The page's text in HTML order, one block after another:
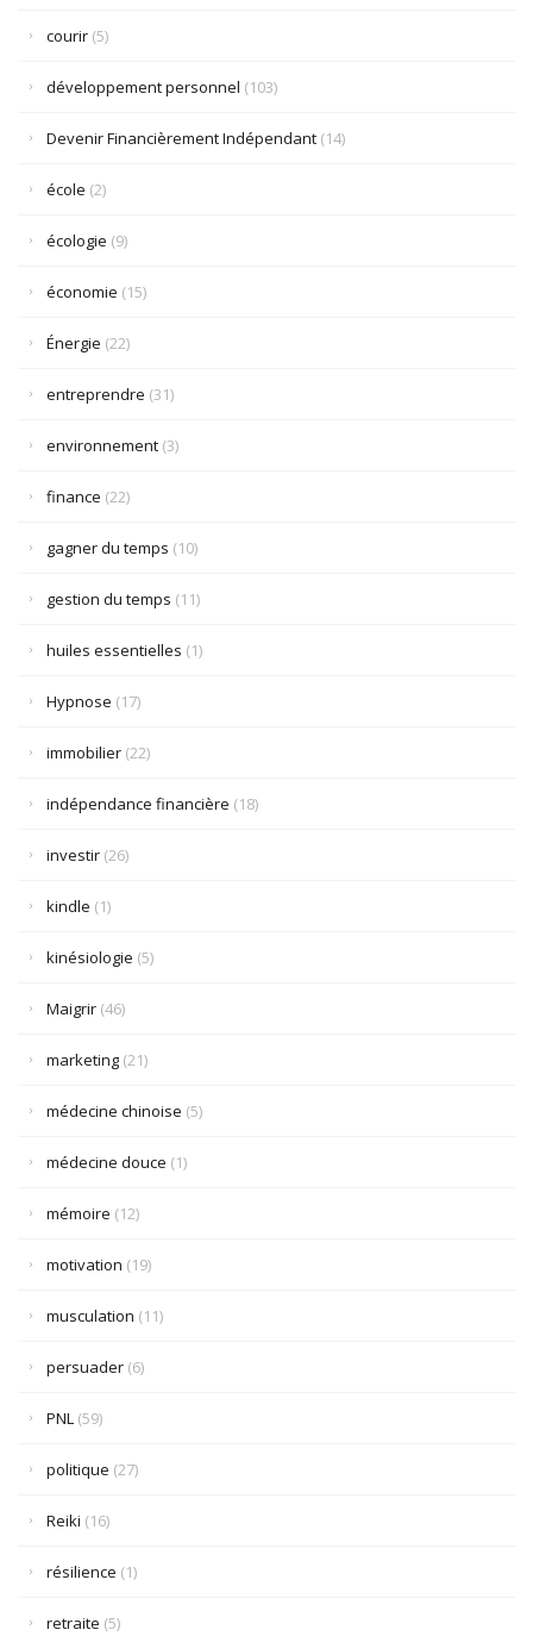
courir (5)
développement personnel (103)
Devenir Financièrement Indépendant (14)
école (2)
écologie (9)
économie (15)
Énergie (22)
entreprendre (31)
environnement (3)
finance (22)
gagner du temps (10)
gestion du temps (11)
huiles essentielles (1)
Hypnose (17)
immobilier (22)
indépendance financière (18)
investir (26)
kindle (1)
kinésiologie (5)
Maigrir (46)
marketing (21)
médecine chinoise (5)
médecine douce (1)
mémoire (12)
motivation (19)
musculation (11)
persuader (6)
PNL (59)
politique (27)
Reiki (16)
résilience (1)
retraite (5)